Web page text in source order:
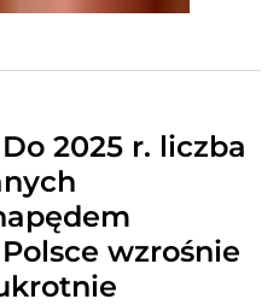
2025 r. liczba
wzrośnie